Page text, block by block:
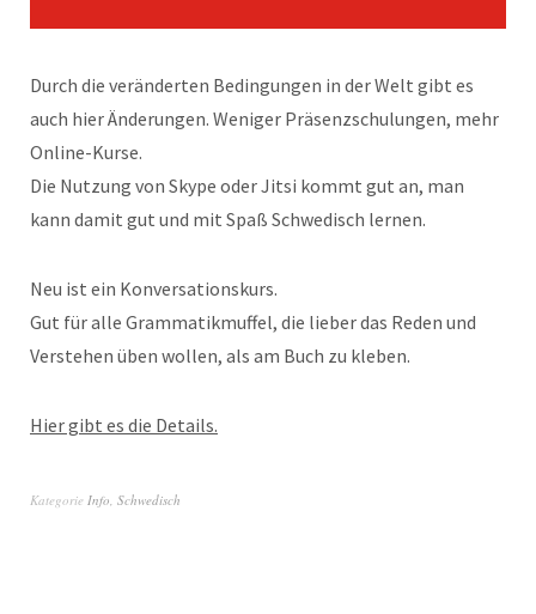
Durch die veränderten Bedingungen in der Welt gibt es
auch hier Änderungen. Weniger Präsenzschulungen, mehr
Online-Kurse.
Die Nutzung von Skype oder Jitsi kommt gut an, man
kann damit gut und mit Spaß Schwedisch lernen.
Neu ist ein Konversationskurs.
Gut für alle Grammatikmuffel, die lieber das Reden und
Verstehen üben wollen, als am Buch zu kleben.
Hier gibt es die Details.
Kategorie Info Schwedisch